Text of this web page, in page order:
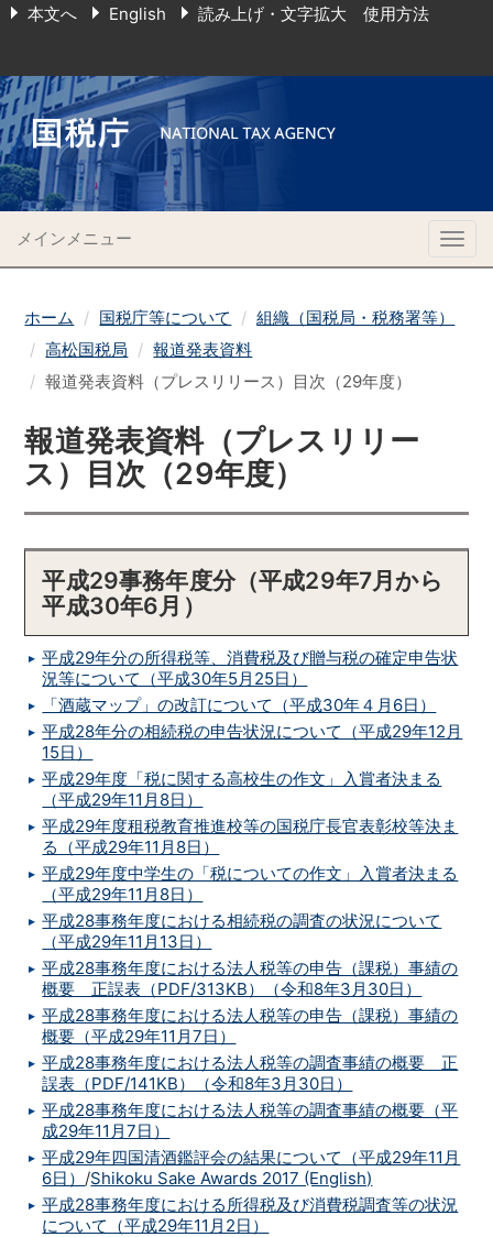
本文へ English 読み上げ・文字拡大 使用方法
メインメニュー
ホーム 国税庁等について
組織（国税局・税務署等）
高松国税局
報道発表資料
報道発表資料（プレスリリース）目次（29年度）
報道発表資料（プレスリリー
ス）目次（29年度）
平成29事務年度分（平成29年7月から
平成30年6月）
平成29年分の所得税等、消費税及び贈与税の確定申告状
況等について（平成30年5月25日）
「酒蔵マップ」の改訂について（平成30年４月6日）
平成28年分の相続税の申告状況について（平成29年12月
15日）
平成29年度「税に関する高校生の作文」入賞者決まる
（平成29年11月8日）
平成29年度租税教育推進校等の国税庁長官表彰校等決ま
る（平成29年11月8日）
平成29年度中学生の「税についての作文」入賞者決まる
（平成29年11月8日）
平成28事務年度における相続税の調査の状況について
（平成29年11月13日）
平成28事務年度における法人税等の申告（課税）事績の
概要 正誤表（PDF/313KB）（令和8年3月30日）
平成28事務年度における法人税等の申告（課税）事績の
概要（平成29年11月7日）
平成28事務年度における法人税等の調査事績の概要 正
誤表（PDF/141KB）（令和8年3月30日）
平成28事務年度における法人税等の調査事績の概要（平
成29年11月7日）
平成29年四国清酒鑑評会の結果について（平成29年11月
6日） /Shikoku Sake Awards 2017 (English)
平成28事務年度における所得税及び消費税調査等の状況
について（平成29年11月2日）